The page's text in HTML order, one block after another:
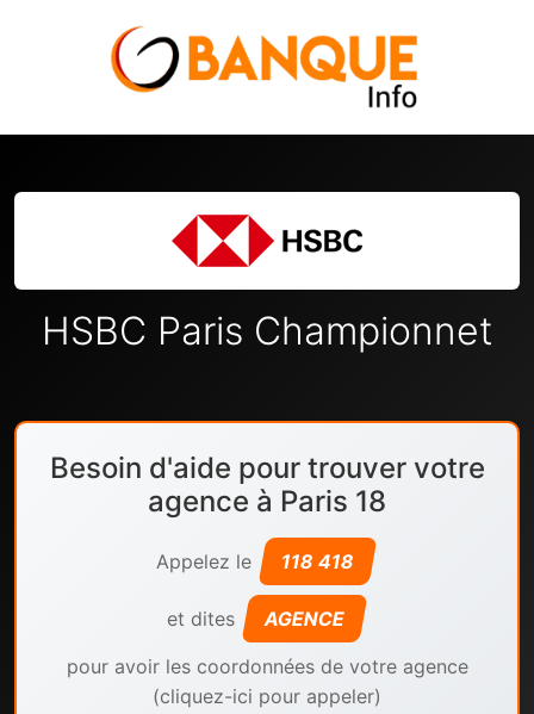
HSBC Paris Championnet
Besoin d'aide pour trouver votre
agence à Paris 18
Appelez le 118 418
et dites AGENCE
pour avoir les coordonnées de votre agence
(cliquez-ici pour appeler)